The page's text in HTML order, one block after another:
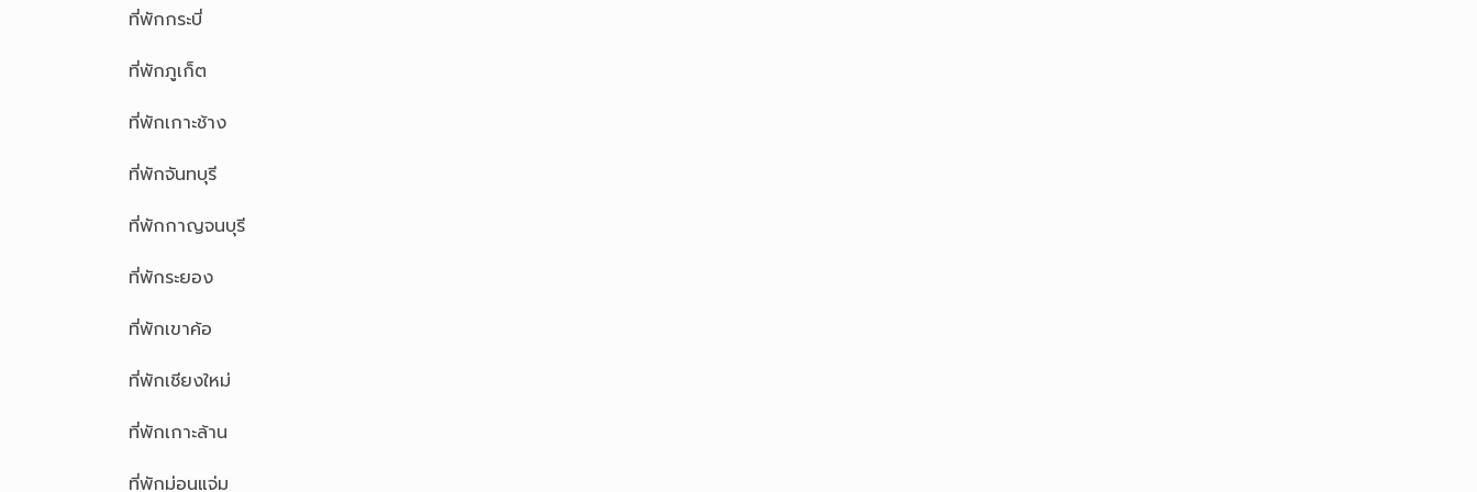
ที่พักกระบี่
ที่พักภูเก็ต
ที่พักเกาะช้าง
ที่พักจันทบุรี
ที่พักกาญจนบุรี
ที่พักระยอง
ที่พักเขาค้อ
ที่พักเชียงใหม่
ที่พักเกาะล้าน
ที่พักม่อนแจ่ม